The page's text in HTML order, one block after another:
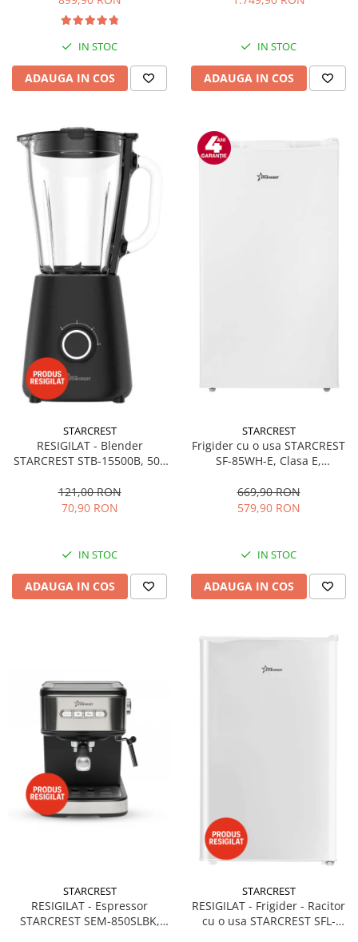
IN STOC
ADAUGA IN COS
IN STOC
ADAUGA IN COS
STARCREST
RESIGILAT - Blender
STARCREST STB-15500B, 500
Pulse, Negru
121,00 RON
70,90 RON
IN STOC
ADAUGA IN COS
STARCREST
Frigider cu o usa STARCREST
SF-85WH-E, Clasa E,
interioara, Compartiment
gheata, H 82 cm, Alb
669,90 RON
579,90 RON
IN STOC
ADAUGA IN COS
STARCREST
RESIGILAT - Espressor
STARCREST SEM-850SLBK,
STARCREST
RESIGILAT - Frigider - Racitor
cu o usa STARCREST SFL-